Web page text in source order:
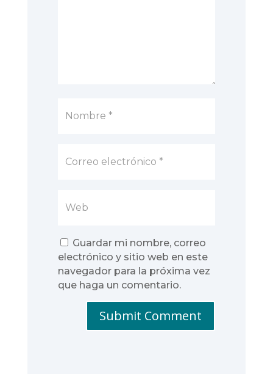
Guardar mi nombre, correo
electrónico y sitio web en este
navegador para la próxima vez
que haga un comentario.
Submit Comment